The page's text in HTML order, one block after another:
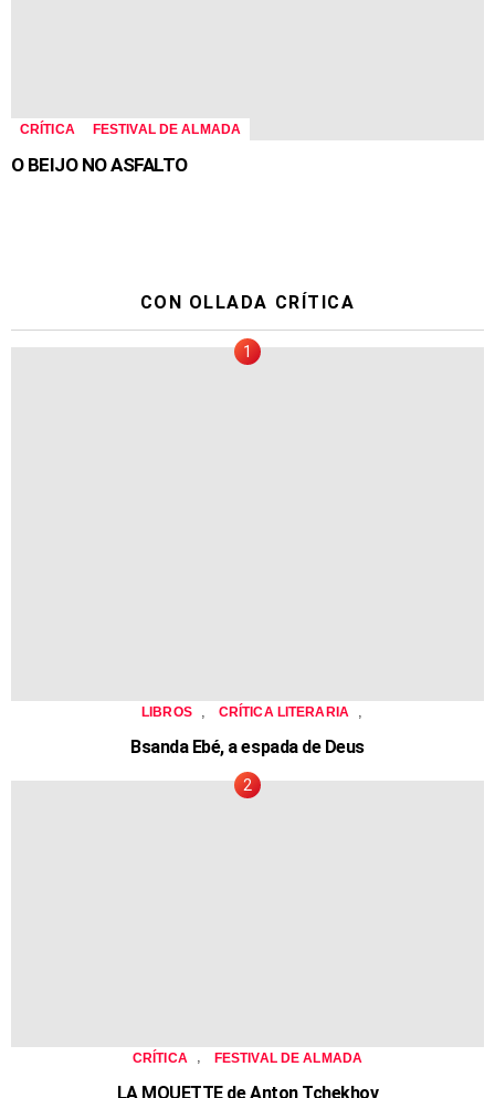
CRÍTICA FESTIVAL DE ALMADA
O BEIJO NO ASFALTO
CON OLLADA CRÍTICA
LIBROS CRÍTICA LITERARIA
Bsanda Ebé, a espada de Deus
CRÍTICA , FESTIVAL DE ALMADA
LA MOUETTE de Anton Tchekhov